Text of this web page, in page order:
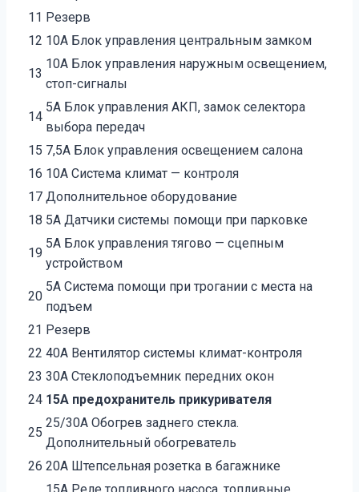
11 Резерв
12 10А Блок управления центральным замком
13
10А Блок управления наружным освещением,
стоп-сигналы
14
5А Блок управления АКП, замок селектора
выбора передач
15 7,5А Блок управления освещением салона
16 10А Система климат — контроля
17 Дополнительное оборудование
18 5А Датчики системы помощи при парковке
19
5А Блок управления тягово — сцепным
устройством
20
5А Система помощи при трогании с места на
подъем
21 Резерв
22 40А Вентилятор системы климат-контроля
23 30А Стеклоподъемник передних окон
24 15А предохранитель прикуривателя
25
25/30А Обогрев заднего стекла.
Дополнительный обогреватель
26 20А Штепсельная розетка в багажнике